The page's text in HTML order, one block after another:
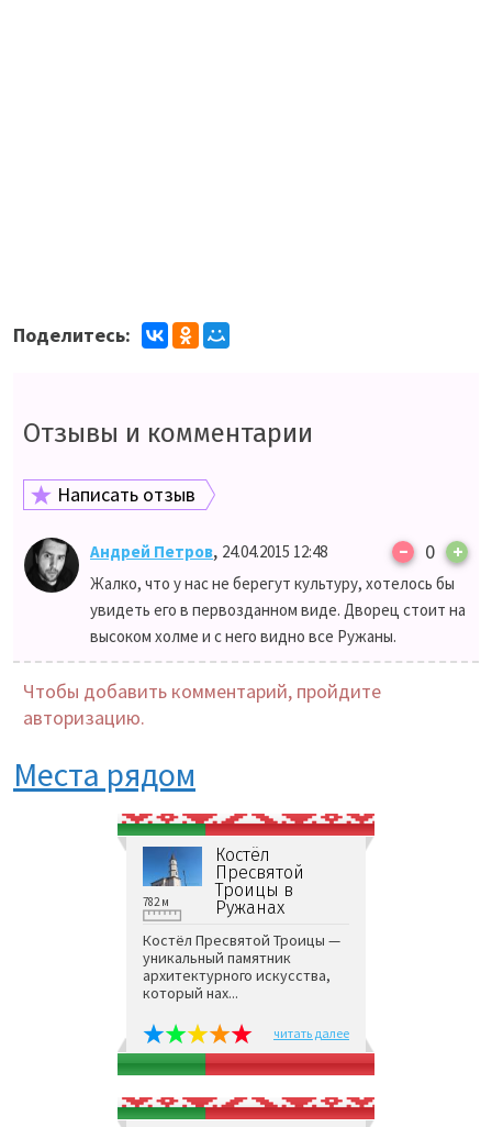
Поделитесь:
Отзывы и комментарии
Написать отзыв
Андрей Петров, 24.04.2015 12:48 – 0 +
Жалко, что у нас не берегут культуру, хотелось бы
увидеть его в первозданном виде. Дворец стоит на
высоком холме и с него видно все Ружаны.
Чтобы добавить комментарий, пройдите
авторизацию.
Места рядом
Костёл
Пресвятой
Троицы в
Ружанах
782 м
Костёл Пресвятой Троицы —
уникальный памятник
архитектурного искусства,
который нах...
читать далее